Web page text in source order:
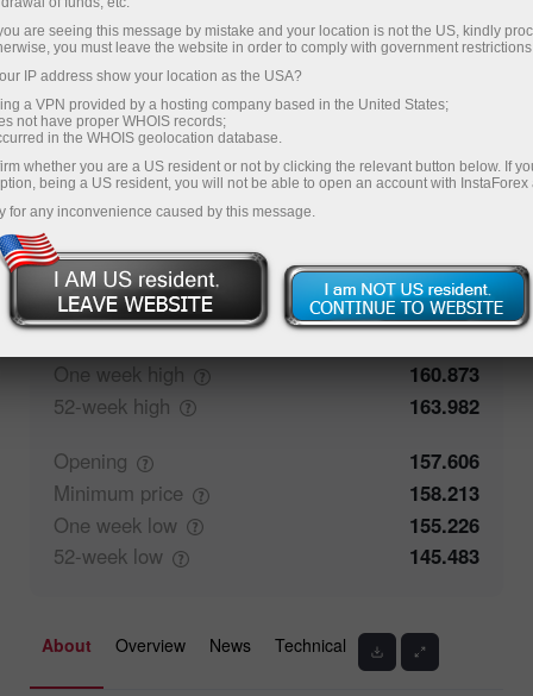
USDJPY.fx
158.349 (%) 07 Aug 2026 05:51
Buy
158.349
158.342
Traders' feedback
Closing
157.606
One week high
160.873
52-week high
163.982
Opening
157.606
Minimum price
158.213
One week low
155.226
52-week low 145.483
About Overview News Technical
are seeing this message by mistake and your location is not the US, kindly
you must leave the website in order to comply with government
IP address show your location as the USA?
a VPN provided by a hosting company based in the United States;
not have proper WHOIS records;
in the WHOIS geolocation database.
whether you are a US resident or not by clicking the relevant button below. If
being a US resident, you will not be able to open an account with InstaForex
for any inconvenience caused by this message.